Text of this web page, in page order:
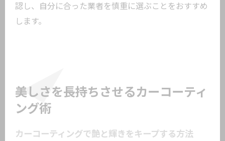
認し、自分に合った業者を慎重に選ぶことをおすすめ
します。
美しさを長持ちさせるカーコーティ
ング術
カーコーティングで艶と輝きをキープする方法